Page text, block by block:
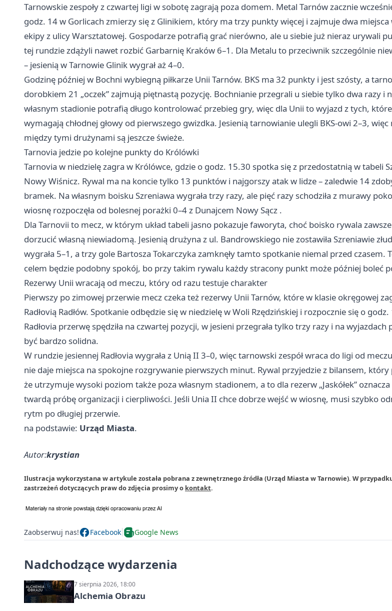
Tarnowskie zespoły z czwartej ligi w sobotę zagrają poza domem. Metal Tarnów zacznie
godz. 14 w Gorlicach zmierzy się z Glinikiem, który ma trzy punkty więcej i zajmuje dwa miejsca
ekipy z ulicy Warsztatowej. Gospodarze potrafią grać nierówno, ale u siebie już nieraz urywali
tej rundzie zdążyli nawet rozbić Garbarnię Kraków 6–1. Dla Metalu to przeciwnik szczególnie
– jesienią w Tarnowie Glinik wygrał aż 4–0.
Godzinę później w Bochni wybiegną piłkarze Unii Tarnów. BKS ma 32 punkty i jest szósty, a
dorobkiem 21 „oczek” zajmują piętnastą pozycję. Bochnianie przegrali u siebie tylko dwa razy i
własnym stadionie potrafią długo kontrolować przebieg gry, więc dla Unii to wyjazd z tych, które
wymagają chłodnej głowy od pierwszego gwizdka. Jesienią tarnowianie ulegli BKS-owi 2–3,
między tymi drużynami są jeszcze świeże.
Tarnovia jedzie po kolejne punkty do Królówki
Tarnovia w niedzielę zagra w Królówce, gdzie o godz. 15.30 spotka się z przedostatnią w tabeli
Nowy Wiśnicz. Rywal ma na koncie tylko 13 punktów i najgorszy atak w lidze – zaledwie 14
bramek. Na własnym boisku Szreniawa wygrała trzy razy, ale pięć razy schodziła z murawy
wiosnę rozpoczęła od bolesnej porażki 0–4 z Dunajcem Nowy Sącz .
Dla Tarnovii to mecz, w którym układ tabeli jasno pokazuje faworyta, choć boisko rywala
dorzucić własną niewiadomą. Jesienią drużyna z ul. Bandrowskiego nie zostawiła Szreniawie
wygrała 5–1, a trzy gole Bartosza Tokarczyka zamknęły tamto spotkanie niemal przed czasem.
celem będzie podobny spokój, bo przy takim rywalu każdy stracony punkt może później boleć
Rezerwy Unii wracają od meczu, który od razu testuje charakter
Pierwszy po zimowej przerwie mecz czeka też rezerwy Unii Tarnów, które w klasie okręgowej
Radłovią Radłów. Spotkanie odbędzie się w niedzielę w Woli Rzędzińskiej i rozpocznie się o godz.
Radłovia przerwę spędziła na czwartej pozycji, w jesieni przegrała tylko trzy razy i na wyjazdach
być bardzo solidna.
W rundzie jesiennej Radłovia wygrała z Unią II 3–0, więc tarnowski zespół wraca do ligi od
nie daje miejsca na spokojne rozgrywanie pierwszych minut. Rywal przyjedzie z bilansem, który
że utrzymuje wysoki poziom także poza własnym stadionem, a to dla rezerw „Jaskółek”
twardą próbę organizacji i cierpliwości. Jeśli Unia II chce dobrze wejść w wiosnę, musi szybko
rytm po długiej przerwie.
na podstawie: Urząd Miasta.
Autor:krystian
Ilustracja wykorzystana w artykule została pobrana z zewnętrznego źródła (Urząd Miasta w Tarnowie). W
zastrzeżeń dotyczących praw do zdjęcia prosimy o kontakt.
Zaobserwuj nas! Facebook Google News
Nadchodzące wydarzenia
7 sierpnia 2026, 18:00
Alchemia Obrazu